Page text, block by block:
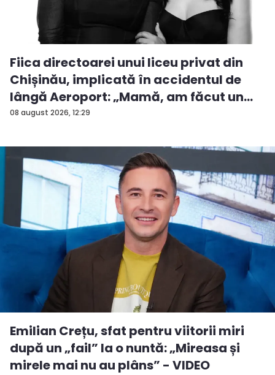
08 august 2026, 12:29
Fiica directoarei unui liceu privat din
Chișinău, implicată în accidentul de
lângă Aeroport: „Mamă, am făcut un
ac...
Emilian Crețu, sfat pentru viitorii miri
după un „fail” la o nuntă: „Mireasa și
mirele mai nu au plâns” - VIDEO